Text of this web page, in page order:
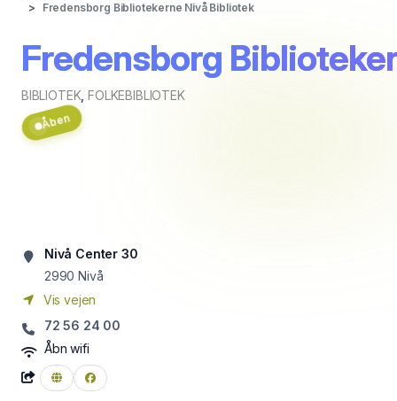
Fredensborg Bibliotekerne Nivå Bibliotek
Fredensborg
BIBLIOTEK,FOLKEBIBLIOTEK
Åben
Nivå Center 30
2990 Nivå
Vis vejen
72 56 24 00
Åbn wifi